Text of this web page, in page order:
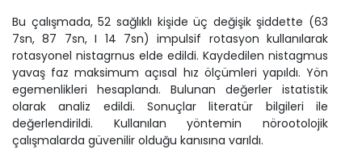
Bu çalışmada, 52 sağlıklı kişide üç değişik şiddette (63
7sn, 87 7sn, I 14 7sn) impulsif rotasyon kullanılarak
rotasyonel nistagrnus elde edildi. Kaydedilen nistagmus
yavaş faz maksimum açısal hız ölçümleri yapıldı. Yön
egemenlikleri hesaplandı. Bulunan değerler istatistik
olarak analiz edildi. Sonuçlar literatür bilgileri ile
değerlendirildi. Kullanılan yöntemin nörootolojik
çalışmalarda güvenilir olduğu kanısına varıldı.